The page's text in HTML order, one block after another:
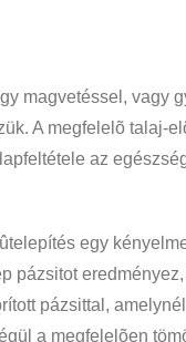
magvetéssel, vagy
A megfelelõ talaj-
az
egy
pázsitot
pázsittal,
a megfelelõen